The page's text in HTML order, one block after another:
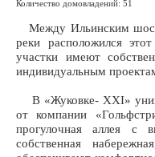
Количество домовладений: 51
Между Ильинским
реки расположился
участки имеют
индивидуальным
В «Жуковке- XXI»
от компании
прогулочная аллея с
собственная